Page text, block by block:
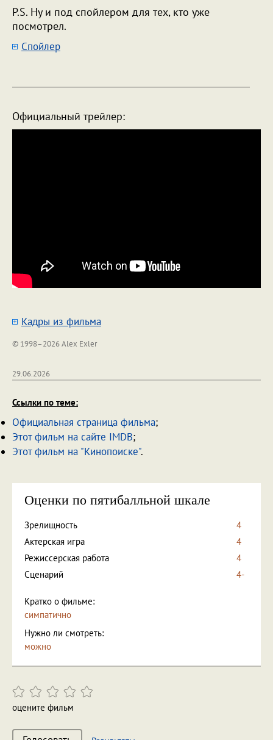
P.S. Ну и под спойлером для тех, кто уже
посмотрел.
Cпойлер
Официальный трейлер:
Кадры из фильма
© 1998–2026 Alex Exler
29.06.2026
Ссылки по теме:
Официальная страница фильма;
Этот фильм на сайте IMDB;
Этот фильм на "Кинопоиске".
Оценки по пятибалльной шкале
Зрелищность
4
Актерская игра
4
Режиссерская работа
4
Сценарий
4-
Кратко о фильме:
симпатично
Нужно ли смотреть:
можно
оцените фильм